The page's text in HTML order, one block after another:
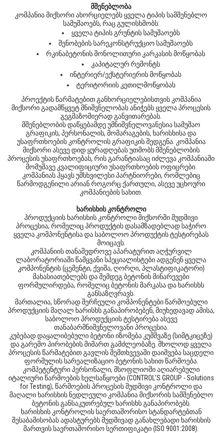
მშენებლობა
კომპანია მიქსორი ახორციელებს ყველა ტიპის სამშენებლო
სამუშაოებს, რაც გულისხმობს:
ყველა ტიპის გრუნტის სამუშაოებს
შენობების სარეკონსტრუქციო სამუშაოებს
რკინაბეტონის მონოლითური კარკასის მოწყობას
კაპიტალურ რემონტს
ინტერიერ/ექსტერიერის მოწყობას
ტერიტორიის კეთილმოწყობას
პროექტის წარმატებით განხორციელებისთვის კომპანია
მიქსორი გადამწყვეტ მნიშვნელობას ანიჭებს ყველა პროცესის
გეგმაზომიერად განვითარებას.
მშენებლობის დაწყებამდე უმნიშვნელოვანესია სამუშაო
გრაფიკის, პერსონალის, მომარაგების, ხარისხისა და
უსაფრთხოების კონტროლის გრაფიკის შედგენა. კომპანია
მიქსორი ასევე დიდ ყურადღებას უთმობს მშენებლობის
პროცესის უსაფრთხოებას, რის გარანტიასაც იძლევა კომპანიაში
მომუშავე კვალიფიციური უსაფრთხოების ოფიცრები.
კომპანიას ჰყავს უმსხვილესი პარტნიორები, რომლებიც
წარმოდგენილი არიან როგორც ქართული, ასევე უცხოური
კომპანიების სახით.
ხარისხის კონტროლი
პროდუქციის ხარისხის კონტროლი მიქსორში მუდმივი
პროცესია, რომელიც პროდუქტის დასამზადებლად საჭირო
ყველა კომპონენტისა და საბოლოო პროდუქტის ტესტირებას
მოიცავს.
კომპანიის თანამედროვე აპარატურით აღჭურვილ
ლაბორატორიაში წამყვანი სპეციალისტები ადგენენ ყველა
კომპონენტის (ცემენტი, ქვიშა, ღორღი, პლასტიფიკატორი)
მახასიათებლებს და შემდეგ ბეტონის მინარევები
ფორმულირდება, რომელიც ბეტონის მარკასა და ხარისხს
განსაზღვრავს.
მართალია, სწორად შერჩეული კომპონენტები წარმოებული
პროდუქციის მაღალ ხარისხს განაპირობებენ, მიუხედავად ამისა,
საბოლოო პროდუქციის ტესტირება ასევე
თანაბარმნიშვნელოვანი პროცესია.
კუბებად დაყალიბებული ბეტონი იზომება კუმშვაზე (სიმტკიცეზე)
და გარემო პირობების მიმართ გამძლეობაზე. მხოლოდ ყველა
პროცესის წარმატებით გავლის შემთხვევაში დაიშვება საცდელი
ფორმულის სარეალიზაციო ბეტონის სახით წარმოება.
კომპეტენტური პერსონალი, მსოფლიოში აღიარებული
იტალიური წარმოების ხელსაწყოები (CONTROL’S GROUP - Solutions
for Testing), წარმოების პროცესის მუდმივი კონტროლი და
მაღალი ხარისხის ნედლეული კომპანია მიქსორის სამშენებლო
ბეტონის განსაკუთრებულ ხარისხს განაპირობებს.
ხარისხის კონტროლის საერთაშორისო სტანდარტებთან
შესაბამისობას ადასტურებს მუდმივად განახლებადი ხარისხის
მართვის საერთაშორისო სერთიფიკატი (ISO 9001:2008).